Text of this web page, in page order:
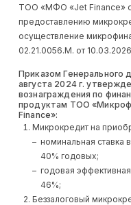
ТОО «МФО «Jet Finance»
предоставлению
осуществление
02.21.0056.М. от
Приказом
августа 2024 г.
вознаграждения по
продуктам ТОО
Finance»:
Микрокредит на
номинальная ставка
40% годовых;
годовая
46%;
Беззалоговый